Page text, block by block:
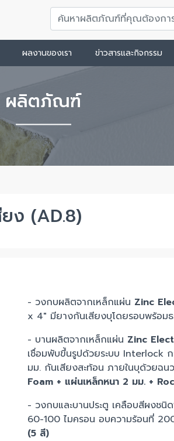
ผลงานของเรา ข่าวสารและกิจกรรม
ผลิตภัณฑ์
ง (AD.8)
- วงกบผลิตจากเหล็กแผ่น Zinc
x 4" มียางกันเสียงบุโดยรอบพร้อม
- บานผลิตจากเหล็กแผ่น Zinc
เชื่อมพับขึ้นรูปด้วยระบบ Interlock
มม. กันเสียงสะท้อน ภายในบุด้วยฉน
Foam + แผ่นเหล็กหนา 2 มม. +
- วงกบและบานประตู เคลือบสีผงช
60-100 ไมครอน อบความร้อนที่
(5 สี)